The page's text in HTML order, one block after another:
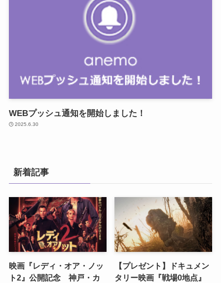
WEBプッシュ通知を開始しました！
2025.6.30
新着記事
映画『レディ・オア・ノッ
ト2』公開記念 神戸・カ
【プレゼント】ドキュメン
タリー映画『戦場0地点』